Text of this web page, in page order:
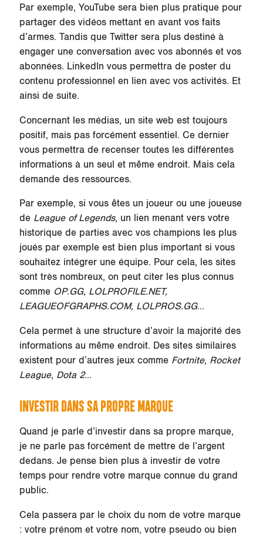
Par exemple, YouTube sera bien plus pratique pour
partager des vidéos mettant en avant vos faits
d’armes. Tandis que Twitter sera plus destiné à
engager une conversation avec vos abonnés et vos
abonnées. LinkedIn vous permettra de poster du
contenu professionnel en lien avec vos activités. Et
ainsi de suite.
Concernant les médias, un site web est toujours
positif, mais pas forcément essentiel. Ce dernier
vous permettra de recenser toutes les différentes
informations à un seul et même endroit. Mais cela
demande des ressources.
Par exemple, si vous êtes un joueur ou une joueuse
de League of Legends, un lien menant vers votre
historique de parties avec vos champions les plus
joués par exemple est bien plus important si vous
souhaitez intégrer une équipe. Pour cela, les sites
sont très nombreux, on peut citer les plus connus
comme OP.GG, LOLPROFILE.NET,
LEAGUEOFGRAPHS.COM, LOLPROS.GG...
Cela permet à une structure d’avoir la majorité des
informations au même endroit. Des sites similaires
existent pour d’autres jeux comme Fortnite, Rocket
League, Dota 2...
INVESTIR DANS SA PROPRE MARQUE
Quand je parle d’investir dans sa propre marque,
je ne parle pas forcément de mettre de l’argent
dedans. Je pense bien plus à investir de votre
temps pour rendre votre marque connue du grand
public.
Cela passera par le choix du nom de votre marque
: votre prénom et votre nom, votre pseudo ou bien